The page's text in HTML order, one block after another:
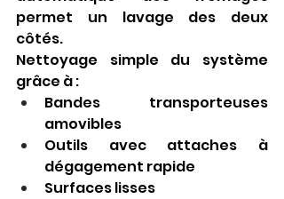
permet un lavage des deux
côtés.
Nettoyage simple du système
grâce à :
Bandes transporteuses
amovibles
Outils avec attaches à
dégagement rapide
Surfaces lisses